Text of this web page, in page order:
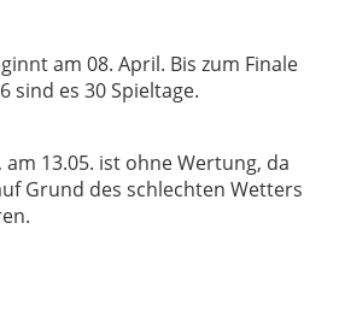
am 08. April. Bis zum Finale
sind es 30 Spieltage.
am 13.05. ist ohne Wertung, da
Grund des schlechten Wetters